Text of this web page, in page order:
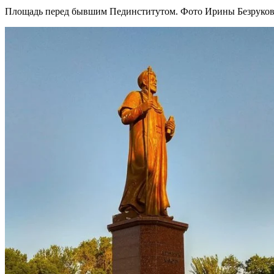
Площадь перед бывшим Пединститутом. Фото Ирины